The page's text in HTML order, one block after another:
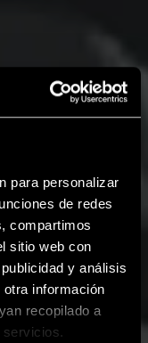
para personalizar
de redes
compartimos
sitio web con
y análisis
información
recopilado a
servicios.